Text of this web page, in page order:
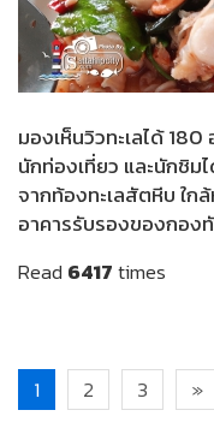
มองเห็นวิวทะเลได้
นักท่องเที่ยว และนักชิ
จากท้องทะเลสัตหีบ ใ
อาคารรับรองของกอง
Read 6417times
1 2 3 »